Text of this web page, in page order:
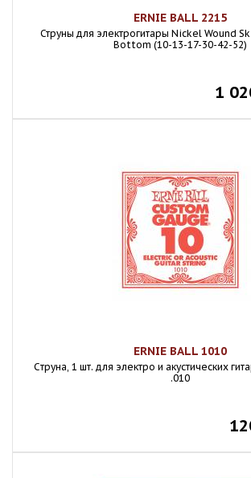
ERNIE BALL 2215
Струны для электрогитары Nickel Wound
Bottom (10-13-17-30-42-52)
1
ERNIE BALL 1010
Cтруна, 1 шт. для электро и акустических
.010